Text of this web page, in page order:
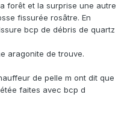
forêt et la surprise une autre
fissurée rosâtre. En
bcp de débris de quartz
aragonite de trouve.
de pelle m ont dit que
faites avec bcp d